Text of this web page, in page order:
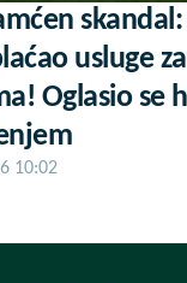
usluge
Oglasio se
10:02